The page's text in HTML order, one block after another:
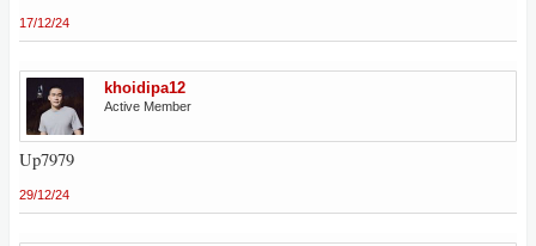
17/12/24
khoidipa12
Active Member
Up7979
29/12/24